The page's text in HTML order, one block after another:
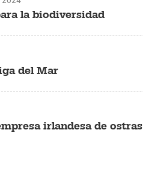
la biodiversidad
del Mar
irlandesa de ostras